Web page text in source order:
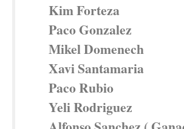
Kim Forteza
Paco Gonzalez
Mikel Domenech
Xavi Santamaria
Paco Rubio
Yeli Rodriguez